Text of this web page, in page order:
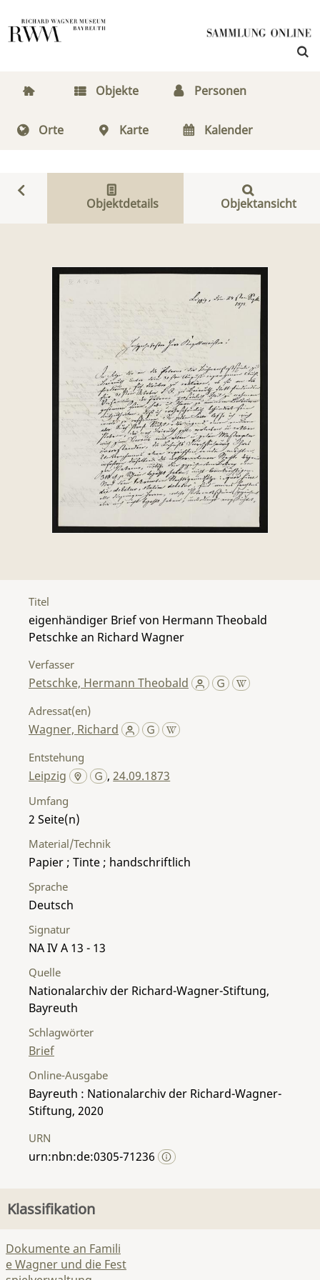
Objekte Personen
Orte Karte Kalender
Objektdetails Objektansicht
Titel
eigenhändiger Brief von Hermann Theobald
Petschke an Richard Wagner
Verfasser
Petschke, Hermann Theobald
Adressat(en)
Wagner, Richard
Entstehung
Leipzig ,24.09.1873
Umfang
2
Material/Technik
Papier ; Tinte ; handschriftlich
Sprache
Deutsch
Signatur
NA IV A 13 - 13
Quelle
Nationalarchiv der Richard-Wagner-Stiftung,
Bayreuth
Schlagwörter
Brief
Online-Ausgabe
Bayreuth : Nationalarchiv der Richard-Wagner-
Stiftung, 2020
URN
urn:nbn:de:0305-71236
Klassifikation
Dokumente an Famili
e Wagner und die Fest